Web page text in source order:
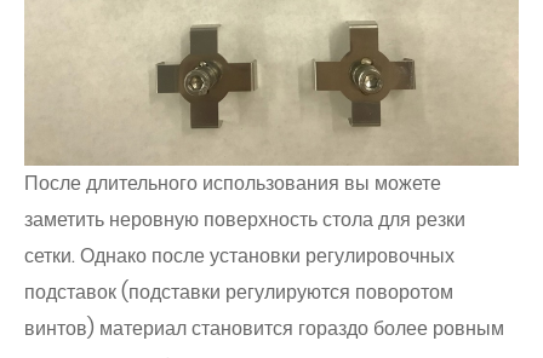
После длительного использования вы можете
заметить неровную поверхность стола для резки
сетки. Однако после установки регулировочных
подставок (подставки регулируются поворотом
винтов) материал становится гораздо более ровным